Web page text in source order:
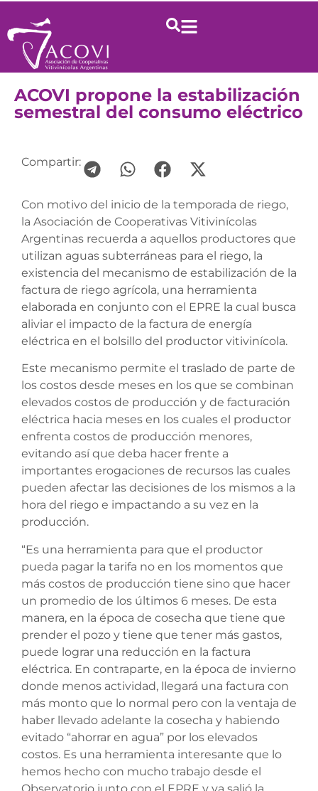
ACOVI propone la estabilización
semestral del consumo eléctrico
Compartir:
Con motivo del inicio de la temporada de riego,
la Asociación de Cooperativas Vitivinícolas
Argentinas recuerda a aquellos productores que
utilizan aguas subterráneas para el riego, la
existencia del mecanismo de estabilización de la
factura de riego agrícola, una herramienta
elaborada en conjunto con el EPRE la cual busca
aliviar el impacto de la factura de energía
eléctrica en el bolsillo del productor vitivinícola.
Este mecanismo permite el traslado de parte de
los costos desde meses en los que se combinan
elevados costos de producción y de facturación
eléctrica hacia meses en los cuales el productor
enfrenta costos de producción menores,
evitando así que deba hacer frente a
importantes erogaciones de recursos las cuales
pueden afectar las decisiones de los mismos a la
hora del riego e impactando a su vez en la
producción.
“Es una herramienta para que el productor
pueda pagar la tarifa no en los momentos que
más costos de producción tiene sino que hacer
un promedio de los últimos 6 meses. De esta
manera, en la época de cosecha que tiene que
prender el pozo y tiene que tener más gastos,
puede lograr una reducción en la factura
eléctrica. En contraparte, en la época de invierno
donde menos actividad, llegará una factura con
más monto que lo normal pero con la ventaja de
haber llevado adelante la cosecha y habiendo
evitado “ahorrar en agua” por los elevados
costos. Es una herramienta interesante que lo
hemos hecho con mucho trabajo desde el
Observatorio junto con el EPRE y ya salió la